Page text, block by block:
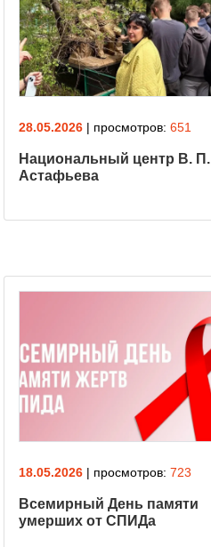
28.05.2026 | просмотров: 651
Национальный центр В. П.
Астафьева
18.05.2026 | просмотров: 723
Всемирный День памяти
умерших от СПИДа